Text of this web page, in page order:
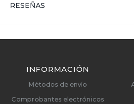
RESEÑAS
INFORMACIÓN
Métodos de envío
Comprobantes electrónicos